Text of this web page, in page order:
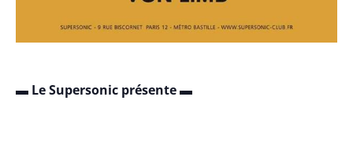
▬ Le Supersonic présente ▬